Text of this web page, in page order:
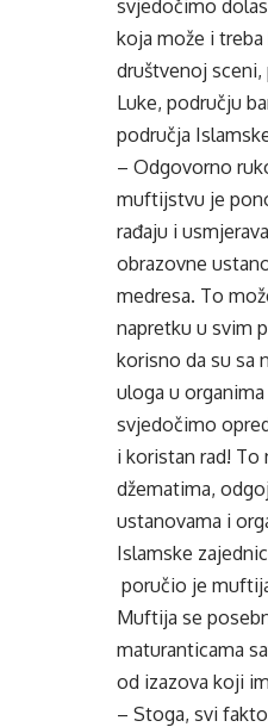
svjedočimo
koja može i
društvenoj sceni,
Luke, području
područja
– Odgovorno
muftijstvu je
rađaju i
obrazovne
medresa. To
napretku u svim
korisno da su sa
uloga u
svjedočimo
i koristan rad! To
džematima,
ustanovama i
Islamske
poručio je
Muftija se
maturanticama
od izazova koji
– Stoga, svi